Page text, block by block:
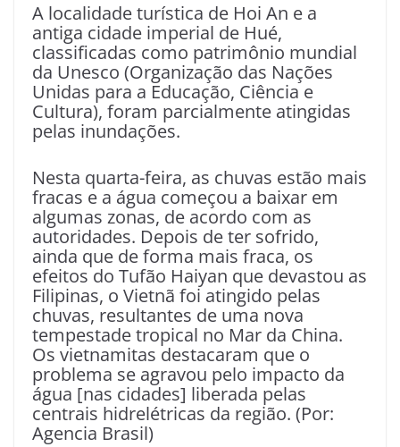
A localidade turística de Hoi An e a
antiga cidade imperial de Hué,
classificadas como patrimônio mundial
da Unesco (Organização das Nações
Unidas para a Educação, Ciência e
Cultura), foram parcialmente atingidas
pelas inundações.
Nesta quarta-feira, as chuvas estão mais
fracas e a água começou a baixar em
algumas zonas, de acordo com as
autoridades. Depois de ter sofrido,
ainda que de forma mais fraca, os
efeitos do Tufão Haiyan que devastou as
Filipinas, o Vietnã foi atingido pelas
chuvas, resultantes de uma nova
tempestade tropical no Mar da China.
Os vietnamitas destacaram que o
problema se agravou pelo impacto da
água [nas cidades] liberada pelas
centrais hidrelétricas da região. (Por:
Agencia Brasil)